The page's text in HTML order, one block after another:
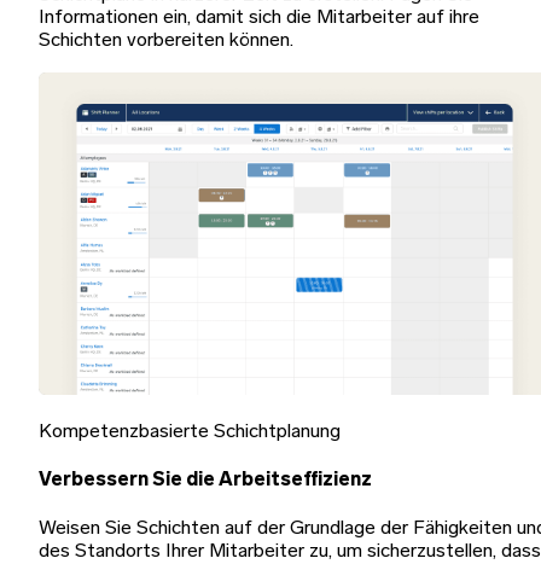
Informationen ein, damit sich die Mitarbeiter auf ihre
Schichten vorbereiten können.
Kompetenzbasierte Schichtplanung
Verbessern Sie die Arbeitseffizienz
Weisen Sie Schichten auf der Grundlage der Fähigkeiten
des Standorts Ihrer Mitarbeiter zu, um sicherzustellen, dass